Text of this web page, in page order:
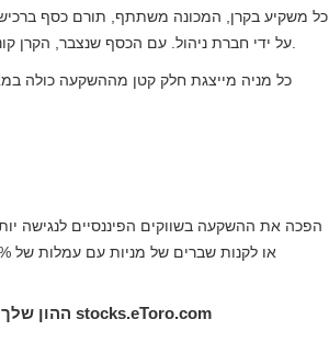
כל משקיע בקרן, המכונה משתתף, תורם כסף
כל מניה מייצגת חלק קטן מההשקעה כולה
ההון שלך נמצא בסיכון. עמלות אחרות עשויות לחול. למידע נוסף בקרו באתר stocks.eToro.com